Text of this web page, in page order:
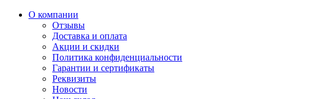
О компании
Отзывы
Доставка и оплата
Акции и скидки
Политика конфиденциальности
Гарантии и сертификаты
Реквизиты
Новости